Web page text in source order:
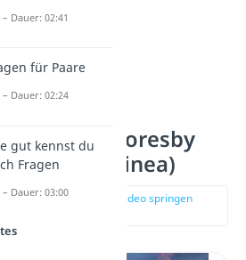
5: Port Moresby
Neuguinea)
zur Stelle im Video springen
Dauer: 02:41
für Paare
Dauer: 02:24
gut kennst du
Fragen
– Dauer: 03:00